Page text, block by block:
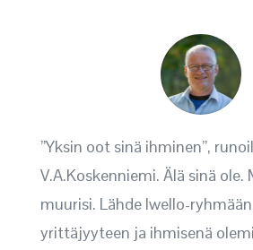
”Yksin oot sinä ihminen”,
V.A.Koskenniemi. Älä sinä ole.
muurisi. Lähde Iwello-
yrittäjyyteen ja ihmisenä